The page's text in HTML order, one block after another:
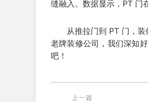
缝融入。数据显示，PT 门
从推拉门到 PT 门，
老牌装修公司，我们深知
吧！
上一篇